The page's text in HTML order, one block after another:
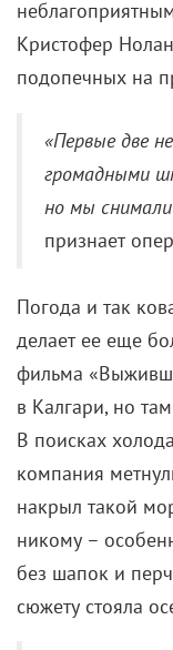
речь идет о
знакомом
распознать
сменяется
переоткрытием
Вторая линия
мама просто
И когда
двоих не только
личным
ожесточенная
антураж в этом
эмоциональный
никакой
повадок.
«Избави